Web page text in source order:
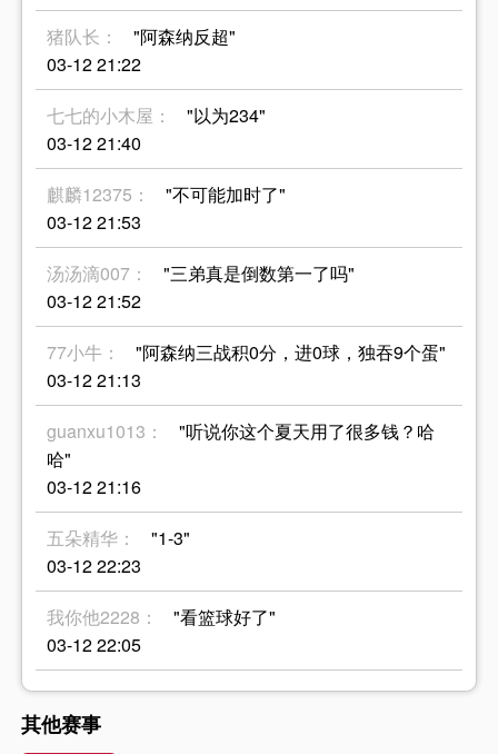
猪队长：
"阿森纳反超"
03-12 21:22
七七的小木屋：
"以为234"
03-12 21:40
麒麟12375：
"不可能加时了"
03-12 21:53
汤汤滴007：
"三弟真是倒数第一了吗"
03-12 21:52
77小牛：
"阿森纳三战积0分，进0球，独吞9个蛋"
03-12 21:13
guanxu1013：
"听说你这个夏天用了很多钱？哈
哈"
03-12 21:16
五朵精华：
"1-3"
03-12 22:23
我你他2228：
"看篮球好了"
03-12 22:05
其他赛事